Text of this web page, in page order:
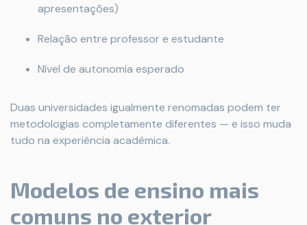
apresentações)
Relação entre professor e estudante
Nível de autonomia esperado
Duas universidades igualmente renomadas podem ter
metodologias completamente diferentes — e isso muda
tudo na experiência acadêmica.
Modelos de ensino mais
comuns no exterior